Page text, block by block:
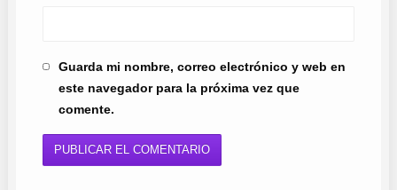
Guarda mi nombre, correo electrónico y web en
este navegador para la próxima vez que
comente.